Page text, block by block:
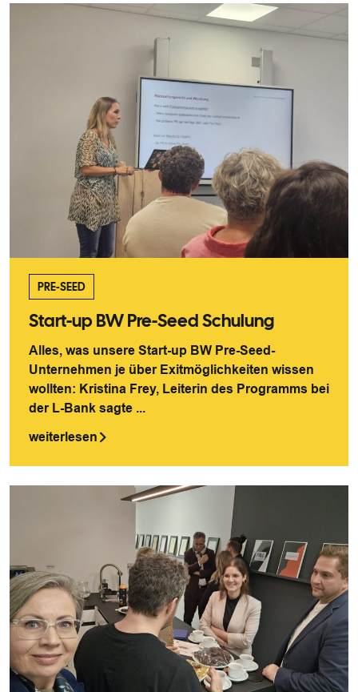
PRE-SEED
Start-up BW Pre-Seed Schulung
Alles, was unsere Start-up BW Pre-Seed-
Unternehmen je über Exitmöglichkeiten wissen
wollten: Kristina Frey, Leiterin des Programms bei
der L-Bank sagte ...
weiterlesen